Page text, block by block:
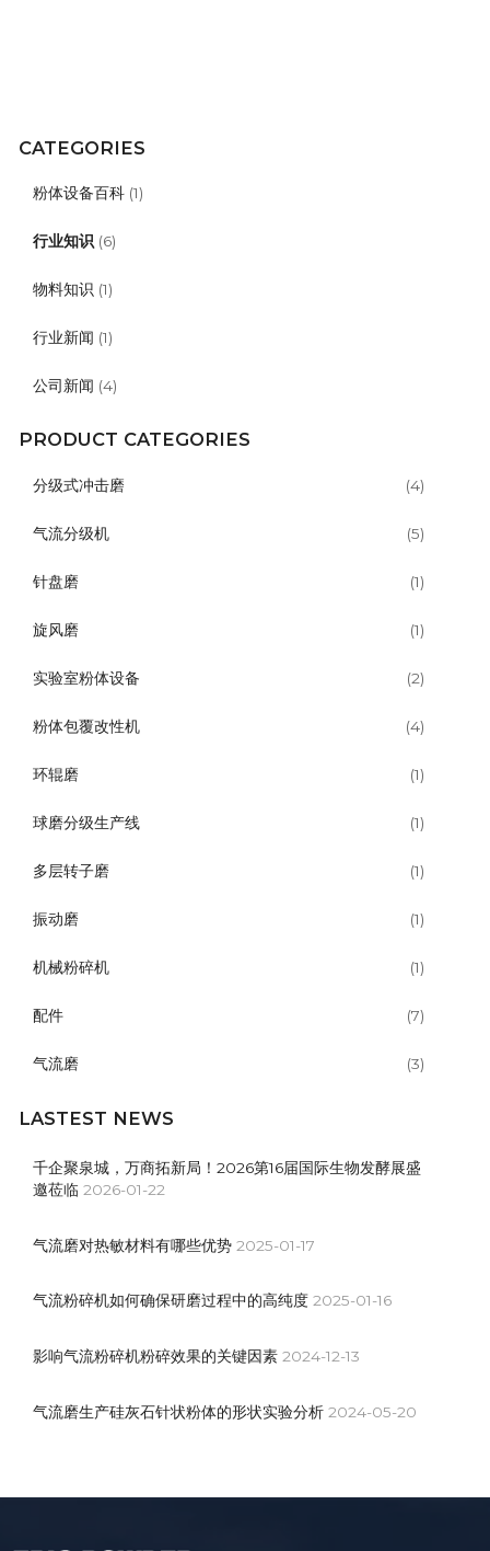
CATEGORIES
粉体设备百科 (1)
行业知识 (6)
物料知识 (1)
行业新闻 (1)
公司新闻 (4)
PRODUCT CATEGORIES
分级式冲击磨 (4)
气流分级机 (5)
针盘磨 (1)
旋风磨 (1)
实验室粉体设备 (2)
粉体包覆改性机 (4)
环辊磨 (1)
球磨分级生产线 (1)
多层转子磨 (1)
振动磨 (1)
机械粉碎机 (1)
配件 (7)
气流磨 (3)
LASTEST NEWS
千企聚泉城，万商拓新局！2026第16届国际生物发酵展盛
邀莅临 2026-01-22
气流磨对热敏材料有哪些优势 2025-01-17
气流粉碎机如何确保研磨过程中的高纯度 2025-01-16
影响气流粉碎机粉碎效果的关键因素 2024-12-13
气流磨生产硅灰石针状粉体的形状实验分析 2024-05-20